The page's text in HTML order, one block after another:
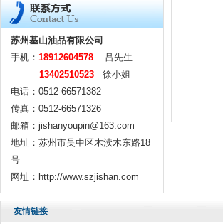
苏州基山油品有限公司
手机： 18912604578
吕先生
13402510523 徐小姐
电话：0512-66571382
传真：0512-66571326
邮箱：jishanyoupin@163.com
地址：苏州市吴中区木渎木东路18
号
网址：http://www.szjishan.com
友情链接